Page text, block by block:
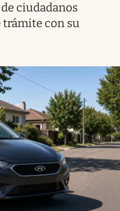
ciudadanos
trámite con su